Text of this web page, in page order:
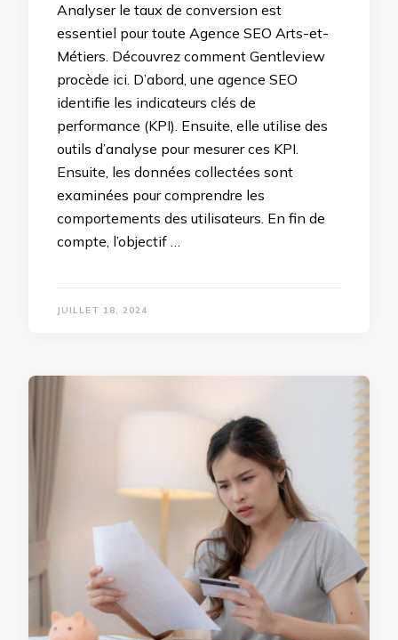
Analyser le taux de conversion est
essentiel pour toute Agence SEO Arts-et-
Métiers. Découvrez comment Gentleview
procède ici. D’abord, une agence SEO
identifie les indicateurs clés de
performance (KPI). Ensuite, elle utilise des
outils d’analyse pour mesurer ces KPI.
Ensuite, les données collectées sont
examinées pour comprendre les
comportements des utilisateurs. En fin de
compte, l’objectif …
JUILLET 18, 2024